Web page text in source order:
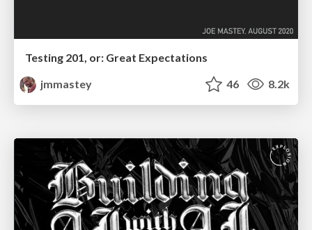
Testing 201, or: Great Expectations
jmmastey
46 8.2k